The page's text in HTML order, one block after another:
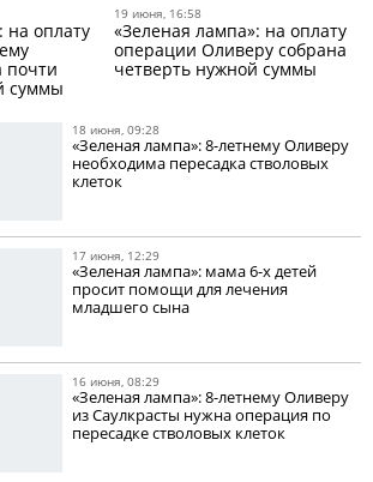
на оплату
почти
суммы
19 июня, 16:58
«Зеленая лампа»: на оплату
операции Оливеру собрана
четверть нужной суммы
18 июня, 09:28
«Зеленая лампа»: 8-летнему Оливеру
необходима пересадка стволовых
клеток
17 июня, 12:29
«Зеленая лампа»: мама 6-х детей
просит помощи для лечения
младшего сына
16 июня, 08:29
«Зеленая лампа»: 8-летнему Оливеру
из Саулкрасты нужна операция по
пересадке стволовых клеток